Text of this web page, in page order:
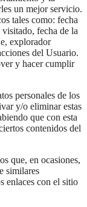
un mejor servicio.
tales como: fecha
fecha de la
explorador
del Usuario.
y hacer cumplir
personales de los
y/o eliminar estas
que con esta
contenidos del
que, en ocasiones,
similares
enlaces con el sitio